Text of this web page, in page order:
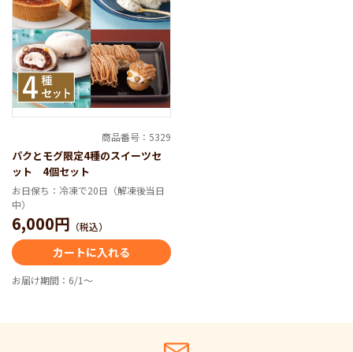
商品番号：5329
パクとモグ限定4種のスイーツセ
ット 4個セット
お日保ち：冷凍で20日（解凍後当日
中）
6,000円 （税込）
カートに入れる
お届け期間：6/1～